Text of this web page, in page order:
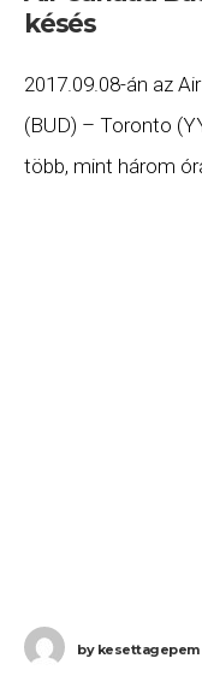
késés
2017.09.08-án az
(BUD) – Toronto
több, mint három
bykesettagepem